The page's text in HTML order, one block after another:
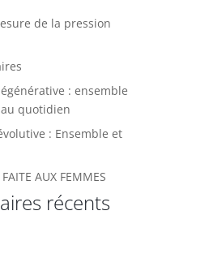
de la pression
: ensemble
quotidien
: Ensemble et
AUX FEMMES
récents